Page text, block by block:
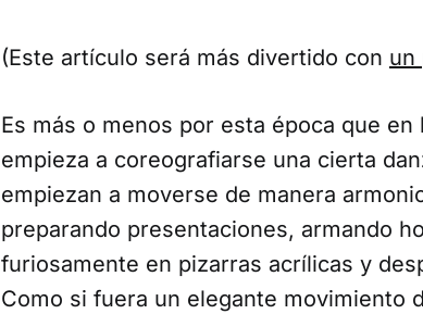
(Este artículo será más divertido con un
Es más o menos por esta época que
empieza a coreografiarse una cierta
empiezan a moverse de manera
preparando presentaciones, armando
furiosamente en pizarras acrílicas y
Como si fuera un elegante movimiento